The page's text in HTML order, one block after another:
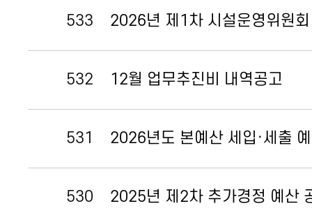
533 2026년 제1차 시설운영위원회
532 12월 업무추진비 내역공고
531 2026년도 본예산 세입·세출
530 2025년 제2차 추가경정 예산